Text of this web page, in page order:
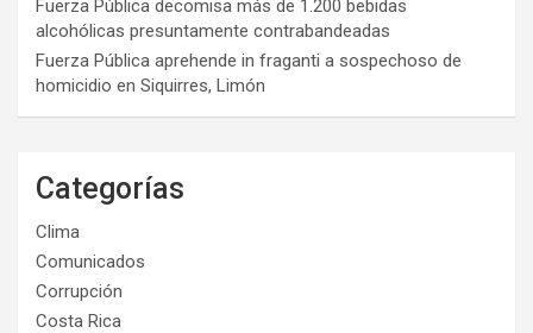
Fuerza Pública decomisa más de 1.200 bebidas
alcohólicas presuntamente contrabandeadas
Fuerza Pública aprehende in fraganti a sospechoso de
homicidio en Siquirres, Limón
Categorías
Clima
Comunicados
Corrupción
Costa Rica